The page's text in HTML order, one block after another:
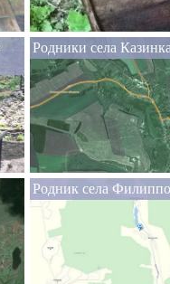
Родники села
Родник села